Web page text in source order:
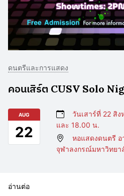
ดนตรีและการแสดง
คอนเสิร์ต CUSV Solo
AUG
22
วันเสาร์ที่ 22 สิ
และ 18.00 น.
หอแสดงดนตรี
จุฬาลงกรณ์มหาวิทยา
อ่านต่อ